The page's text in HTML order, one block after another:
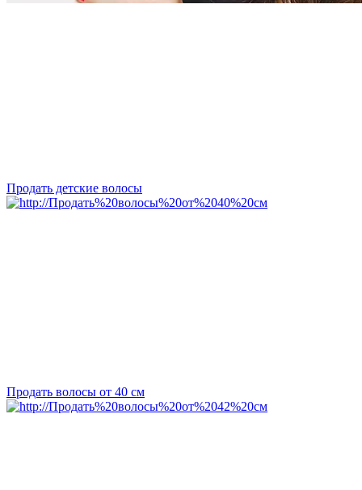
Продать детские волосы
Продать волосы от 40 см